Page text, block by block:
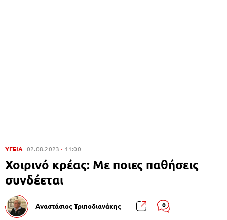
ΥΓΕΙΑ 02.08.2023 11:00
Χοιρινό κρέας: Με ποιες παθήσεις
συνδέεται
Αναστάσιος Τριποδιανάκης 0